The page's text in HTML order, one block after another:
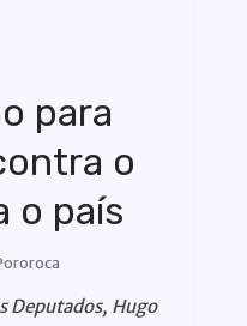
para
o
o país
Deputados, Hugo